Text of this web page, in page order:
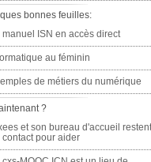
bonnes feuilles:
manuel ISN en accès direct
au féminin
de métiers du numérique
?
et son bureau d'accueil
contact pour aider